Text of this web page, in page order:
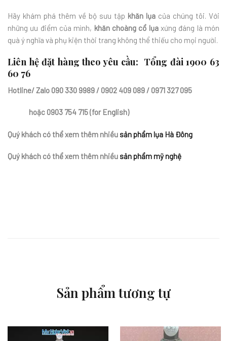
Hãy khám phá thêm về bộ sưu tập khăn lụa của chúng tôi. Với
những ưu điểm của mình, khăn choàng cổ lụaxứng đáng là món
quà ý nghĩa và phụ kiện thời trang không thể thiếu cho mọi người.
Liên hệ đặt hàng theo yêu cầu: Tổng đài1900 63
60 76
Hotline/ Zalo 090 330 9989 / 0902 409 089 / 0971 327 095
hoặc 0903 754 715 (for English)
Quý khách có thể xem thêm nhiều sản phẩm lụa Hà Đông
Quý khách có thể xem thêm nhiều sản phẩm mỹ nghệ
Sản phẩm tương tự